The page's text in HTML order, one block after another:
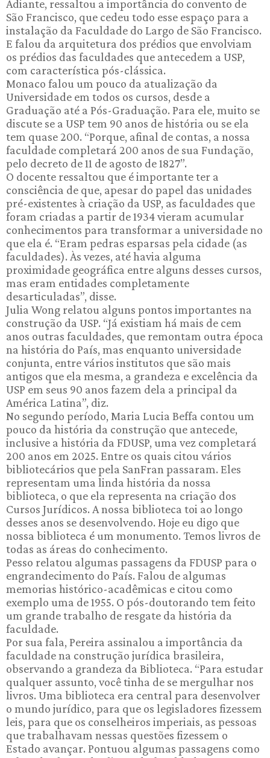
Adiante, ressaltou a importância do convento de
São Francisco, que cedeu todo esse espaço para a
instalação da Faculdade do Largo de São Francisco.
E falou da arquitetura dos prédios que envolviam
os prédios das faculdades que antecedem a USP,
com característica pós-clássica.
Monaco falou um pouco da atualização da
Universidade em todos os cursos, desde a
Graduação até a Pós-Graduação. Para ele, muito se
discute se a USP tem 90 anos de história ou se ela
tem quase 200. “Porque, afinal de contas, a nossa
faculdade completará 200 anos de sua Fundação,
pelo decreto de 11 de agosto de 1827”.
O docente ressaltou que é importante ter a
consciência de que, apesar do papel das unidades
pré-existentes à criação da USP, as faculdades que
foram criadas a partir de 1934 vieram acumular
conhecimentos para transformar a universidade no
que ela é. “Eram pedras esparsas pela cidade (as
faculdades). Às vezes, até havia alguma
proximidade geográfica entre alguns desses cursos,
mas eram entidades completamente
desarticuladas”, disse.
Julia Wong relatou alguns pontos importantes na
construção da USP. “Já existiam há mais de cem
anos outras faculdades, que remontam outra época
na história do País, mas enquanto universidade
conjunta, entre vários institutos que são mais
antigos que ela mesma, a grandeza e excelência da
USP em seus 90 anos fazem dela a principal da
América Latina”, diz.
No segundo período, Maria Lucia Beffa contou um
pouco da história da construção que antecede,
inclusive a história da FDUSP, uma vez completará
200 anos em 2025. Entre os quais citou vários
bibliotecários que pela SanFran passaram. Eles
representam uma linda história da nossa
biblioteca, o que ela representa na criação dos
Cursos Jurídicos. A nossa biblioteca toi ao longo
desses anos se desenvolvendo. Hoje eu digo que
nossa biblioteca é um monumento. Temos livros de
todas as áreas do conhecimento.
Pesso relatou algumas passagens da FDUSP para o
engrandecimento do País. Falou de algumas
memorias histórico-acadêmicas e citou como
exemplo uma de 1955. O pós-doutorando tem feito
um grande trabalho de resgate da história da
faculdade.
Por sua fala, Pereira assinalou a importância da
faculdade na construção jurídica brasileira,
observando a grandeza da Biblioteca. “Para estudar
qualquer assunto, você tinha de se mergulhar nos
livros. Uma biblioteca era central para desenvolver
o mundo jurídico, para que os legisladores fizessem
leis, para que os conselheiros imperiais, as pessoas
que trabalhavam nessas questões fizessem o
Estado avançar. Pontuou algumas passagens como